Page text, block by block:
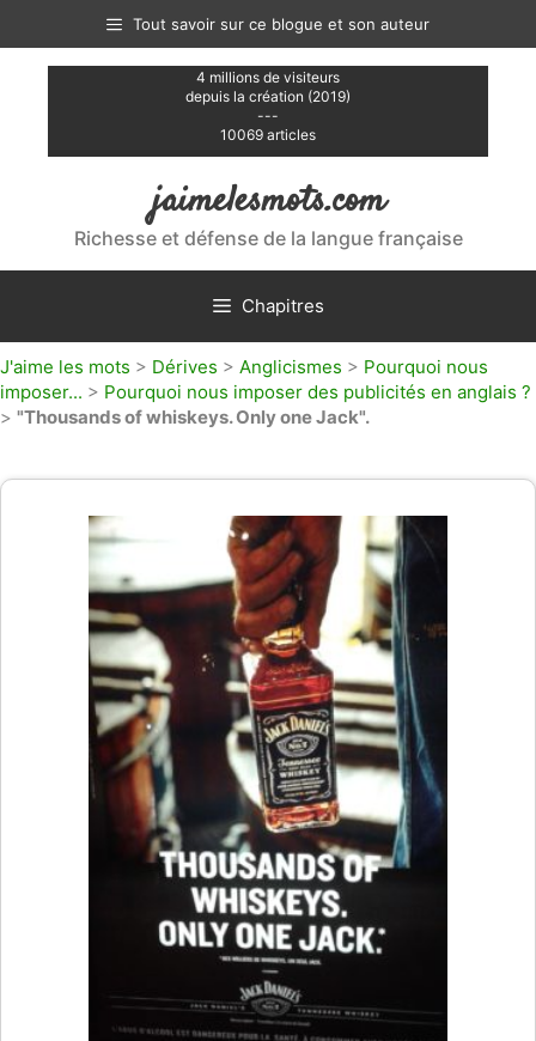
contenu
Tout savoir sur ce blogue et son auteur
4 millions de visiteurs
depuis la création (2019)
---
10069 articles
jaimelesmots.com
Richesse et défense de la langue française
Chapitres
J'aime les mots > Dérives > Anglicismes > Pourquoi nous
imposer... > Pourquoi nous imposer des publicités en anglais ?
> "Thousands of whiskeys. Only one Jack".